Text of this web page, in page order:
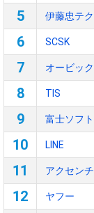
5 伊藤忠テ
6 SCSK
7 オービック
8 TIS
9 富士ソフト
10 LINE
11 アクセン
12 ヤフー